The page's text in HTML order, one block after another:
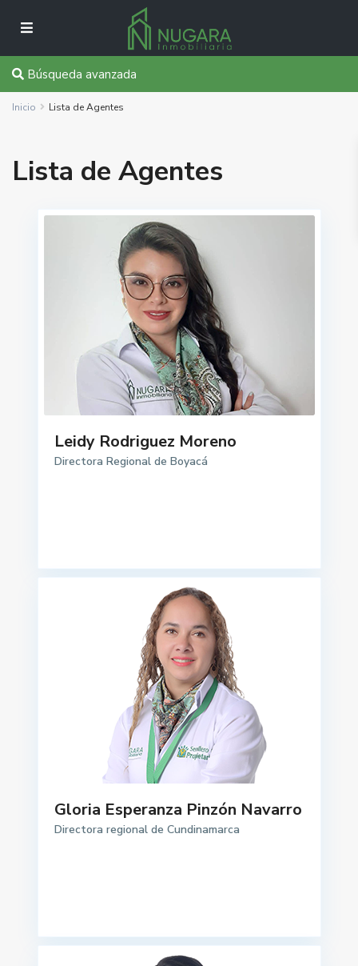
Búsqueda avanzada
Inicio Lista de Agentes
Lista de Agentes
Leidy Rodriguez Moreno
Directora Regional de Boyacá
Gloria Esperanza Pinzón Navarro
Directora regional de Cundinamarca